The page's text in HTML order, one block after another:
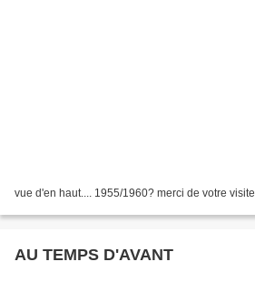
vue d'en haut.... 1955/1960? merci de votre visite
AU TEMPS D'AVANT